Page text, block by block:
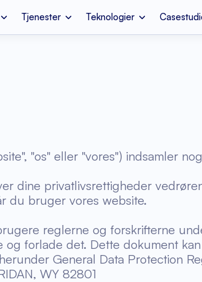
Tjenester Teknologier
Ruby on Rails
"os" eller "vores") indsamler
dine privatlivsrettigheder
du bruger vores website.
reglerne og forskrifterne
forlade det. Dette dokument
General Data Protection
WY 82801